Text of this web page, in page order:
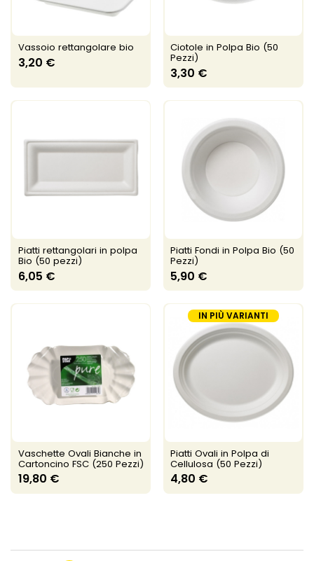
Vassoio rettangolare bio
3,20 €
Ciotole in Polpa Bio (50
Pezzi)
3,30 €
Piatti rettangolari in polpa
Bio (50 pezzi)
6,05 €
Piatti Fondi in Polpa Bio (50
Pezzi)
5,90 €
Vaschette Ovali Bianche in
Cartoncino FSC (250 Pezzi)
19,80 €
IN PIÙ VARIANTI
Piatti Ovali in Polpa di
Cellulosa (50 Pezzi)
4,80 €